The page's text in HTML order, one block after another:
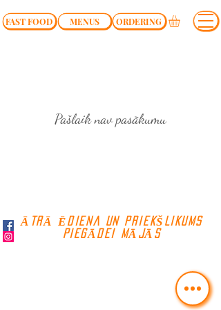
FAST FOOD MENUS ORDERING
Pašlaik nav pasākumu
ĀTRĀ ĒDIENA UN PRIEKŠLIKUMS
PIEGĀDEI MĀJĀS